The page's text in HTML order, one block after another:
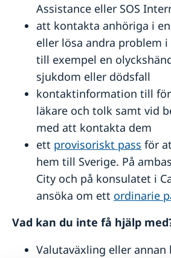
Ambassadens reseinformation i
Aktuella händelser i Mexiko
Allmänna säkerhetsläget i Mexiko
In- och utresebestämmelser i
Naturförhållanden och katastrofer
Hälso- och sjukvård i Mexiko
Lokala lagar och sedvänjor i
Kriminalitet och personlig
Trafiksäkerhet i Mexiko
Praktisk information
Vid nödsituation
Assistance eller SOS
att kontakta anhöriga i
eller lösa andra problem
till exempel en
sjukdom eller dödsfall
kontaktinformation till
läkare och tolk samt vid
med att kontakta dem
ett provisoriskt pass för
hem till Sverige. På
City och på konsulatet i
ansöka om ett ordinarie
Vad kan du inte få hjälp
Valutaväxling eller annan